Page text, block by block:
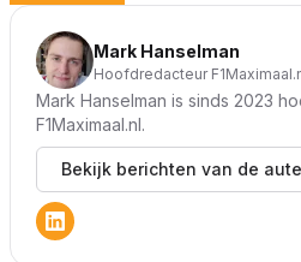
Mark Hanselman
Hoofdredacteur
Mark Hanselman is sinds 2023
F1Maximaal.nl.
Bekijk berichten van de